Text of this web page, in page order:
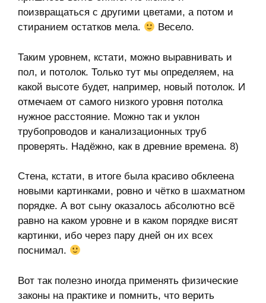
поизвращаться с другими цветами, а потом и
стиранием остатков мела.
Весело.
Таким уровнем, кстати, можно выравнивать и
пол, и потолок. Только тут мы определяем, на
какой высоте будет, например, новый потолок. И
отмечаем от самого низкого уровня потолка
нужное расстояние. Можно так и уклон
трубопроводов и канализационных труб
проверять. Надёжно, как в древние времена. 8)
Стена, кстати, в итоге была красиво обклеена
новыми картинками, ровно и чётко в шахматном
порядке. А вот сыну оказалось абсолютно всё
равно на каком уровне и в каком порядке висят
картинки, ибо через пару дней он их всех
поснимал.
Вот так полезно иногда применять физические
законы на практике и помнить, что верить